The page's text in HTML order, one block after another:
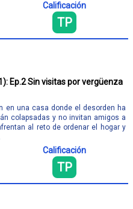
Calificación
TP
Ep.2 Sin visitas por vergüenza
en una casa donde el desorden ha
colapsadas y no invitan amigos a
al reto de ordenar el hogar y
Calificación
TP